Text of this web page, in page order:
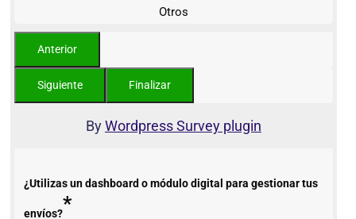
Otros
ByWordpress Survey plugin
¿Utilizas un dashboard o módulo digital para gestionar tus
envíos?*